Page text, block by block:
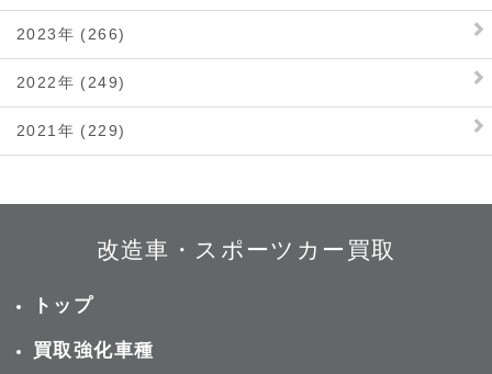
2023年 (266)
2022年 (249)
2021年 (229)
改造車・スポーツカー買取
トップ
買取強化車種